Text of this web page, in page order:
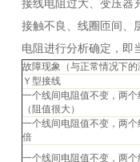
接线电阻过大、变压器
接触不良、线圈匝间、
电阻进行分析确定，即
故障现象（与正常情况下
Ｙ型接线
一个线间电阻值不变，两
（阻值很大）
一个线间电阻值不变，两
倍
一个线间电阻值不变，两